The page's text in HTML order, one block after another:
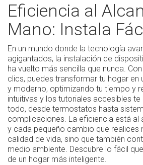
Eficiencia al
Mano: Instala
En un mundo donde la tecnología
agigantados, la instalación de
ha vuelto más sencilla que nunca.
clics, puedes transformar tu hogar en
y moderno, optimizando tu tiempo y
intuitivas y los tutoriales accesibles
todo, desde termostatos hasta
complicaciones. La eficiencia está al
y cada pequeño cambio que realices
calidad de vida, sino que también
medio ambiente. Descubre lo fácil
de un hogar más inteligente.